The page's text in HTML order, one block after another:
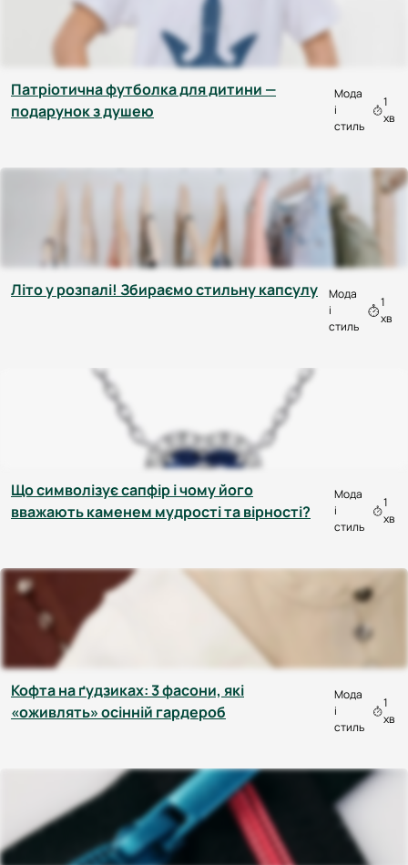
Патріотична футболка для дитини —
подарунок з душею
Мода
і
стиль
1
хв
Літо у розпалі! Збираємо стильну капсулу
Мода
і
стиль
1
хв
Що символізує сапфір і чому його
вважають каменем мудрості та вірності?
Мода
і
стиль
1
хв
Кофта на ґудзиках: 3 фасони, які
«оживлять» осінній гардероб
Мода
і
стиль
1
хв